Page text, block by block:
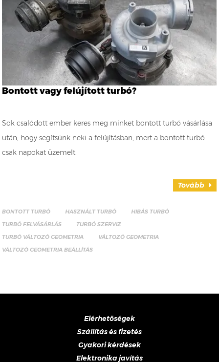
Bontott vagy felújított turbó?
Sok csalódott ember keres meg minket bontott turbó vásárlása
után, hogy segítsünk neki a felújításban, mert a bontott turbó
csak napokat üzemelt.
Tovább
BONTOTT TURBÓ HASZNÁLT TURBÓ
HIBÁS TURBÓ
TURBÓ FELVÁSÁRLÁS
TURBÓ SZERVIZ
TURBÓ VÁLTOZÓ GEOMETRIA
VÁLTOZÓ GEOMETRIA
VÁLTOZÓ GEOMETRIA BEÁLLÍTÁS
Elérhetőségek
Szállítás és fizetés
Gyakori kérdések
Elektronika javítás